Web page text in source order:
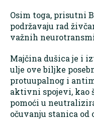
Osim toga, prisutni
podržavaju rad
važnih
Majčina dušica je i
ulje ove biljke
protuupalnog i
aktivni spojevi, kao
pomoći u
očuvanju stanica